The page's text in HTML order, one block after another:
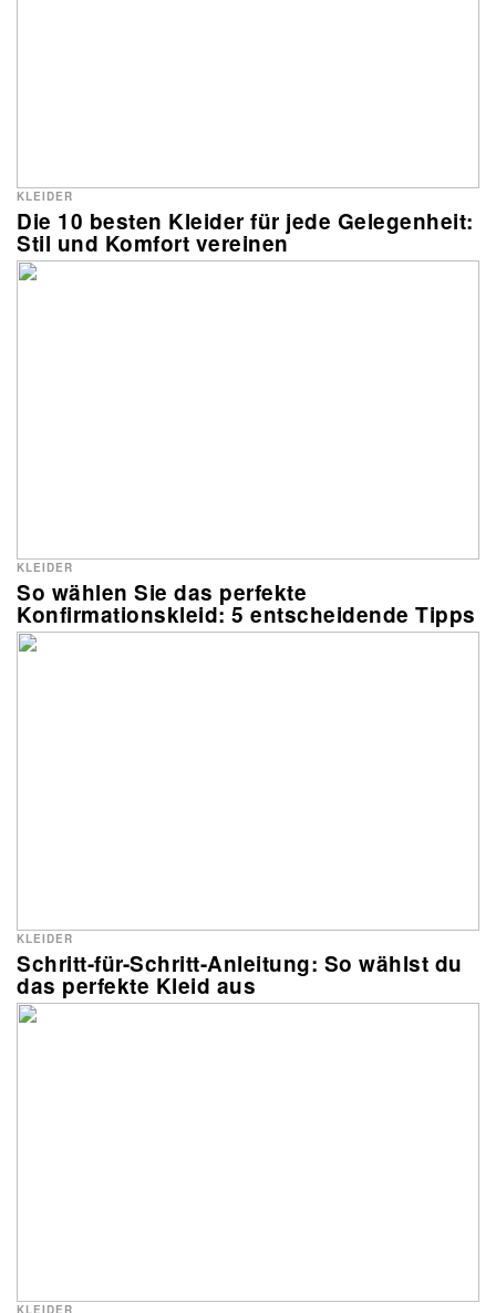
Die 10 besten Kleider für jede Gelegenheit:
Stil und Komfort vereinen
KLEIDER
So wählen Sie das perfekte
Konfirmationskleid: 5 entscheidende Tipps
KLEIDER
Schritt-für-Schritt-Anleitung: So wählst du
das perfekte Kleid aus
KLEIDER
KLEIDER